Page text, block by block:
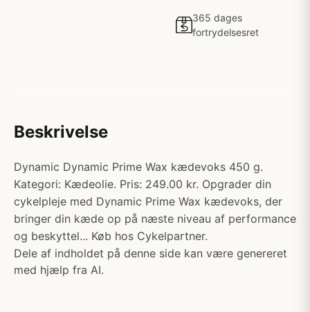
365 dages
fortrydelsesret
Beskrivelse
Dynamic Dynamic Prime Wax kædevoks 450 g.
Kategori: Kædeolie. Pris: 249.00 kr. Opgrader din
cykelpleje med Dynamic Prime Wax kædevoks, der
bringer din kæde op på næste niveau af performance
og beskyttel... Køb hos Cykelpartner.
Dele af indholdet på denne side kan være genereret
med hjælp fra AI.